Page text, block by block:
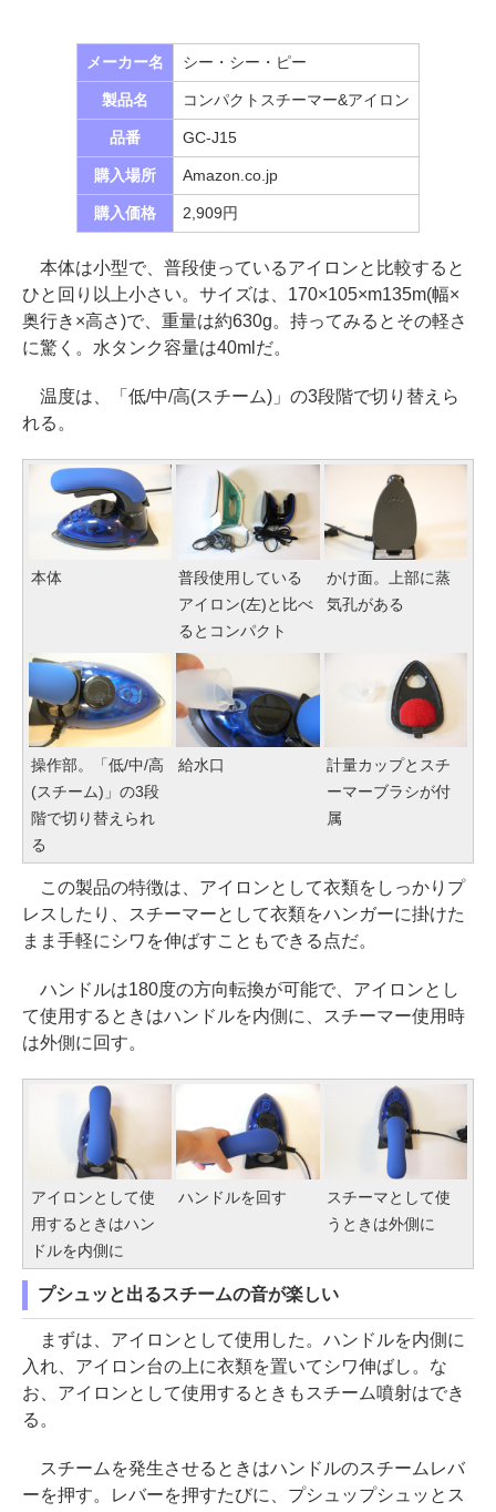
メーカー名 シー・シー・ピー
製品名 コンパクトスチーマー&アイロン
品番 GC-J15
購入場所 Amazon.co.jp
購入価格 2,909円
本体は小型で、普段使っているアイロンと比較すると
ひと回り以上小さい。サイズは、170×105×m135m(幅×
奥行き×高さ)で、重量は約630g。持ってみるとその軽さ
に驚く。水タンク容量は40mlだ。
温度は、「低/中/高(スチーム)」の3段階で切り替えら
れる。
本体
普段使用している
アイロン(左)と比べ
るとコンパクト
かけ面。上部に蒸
気孔がある
操作部。「低/中/高
(スチーム)」の3段
階で切り替えられ
る
給水口
計量カップとスチ
ーマーブラシが付
属
この製品の特徴は、アイロンとして衣類をしっかりプ
レスしたり、スチーマーとして衣類をハンガーに掛けた
まま手軽にシワを伸ばすこともできる点だ。
ハンドルは180度の方向転換が可能で、アイロンとし
て使用するときはハンドルを内側に、スチーマー使用時
は外側に回す。
アイロンとして使
用するときはハン
ドルを内側に
ハンドルを回す
スチーマとして使
うときは外側に
プシュッと出るスチームの音が楽しい
まずは、アイロンとして使用した。ハンドルを内側に
入れ、アイロン台の上に衣類を置いてシワ伸ばし。な
お、アイロンとして使用するときもスチーム噴射はでき
る。
スチームを発生させるときはハンドルのスチームレバ
ーを押す。レバーを押すたびに、プシュップシュッとス